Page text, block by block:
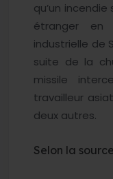
qu’un
étranger en
industrielle de
suite de la
missile
travailleur
deux autres.
Selon la